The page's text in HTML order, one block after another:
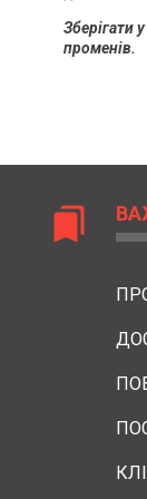
Зберігати
променів.
bookmarks